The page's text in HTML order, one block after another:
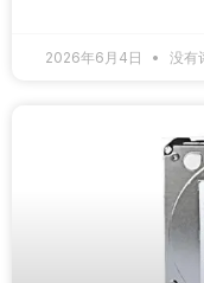
2026年6月4日 没有